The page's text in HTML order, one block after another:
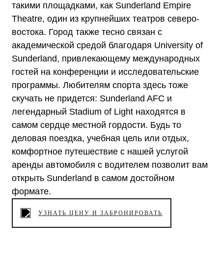
такими площадками, как Sunderland Empire
Theatre, один из крупнейших театров северо-
востока. Город также тесно связан с
академической средой благодаря University of
Sunderland, привлекающему международных
гостей на конференции и исследовательские
программы. Любителям спорта здесь тоже
скучать не придется: Sunderland AFC и
легендарный Stadium of Light находятся в
самом сердце местной гордости. Будь то
деловая поездка, учебная цель или отдых,
комфортное путешествие с нашей услугой
аренды автомобиля с водителем позволит вам
открыть Sunderland в самом достойном
формате.
УЗНАТЬ ЦЕНУ И ЗАБРОНИРОВАТЬ